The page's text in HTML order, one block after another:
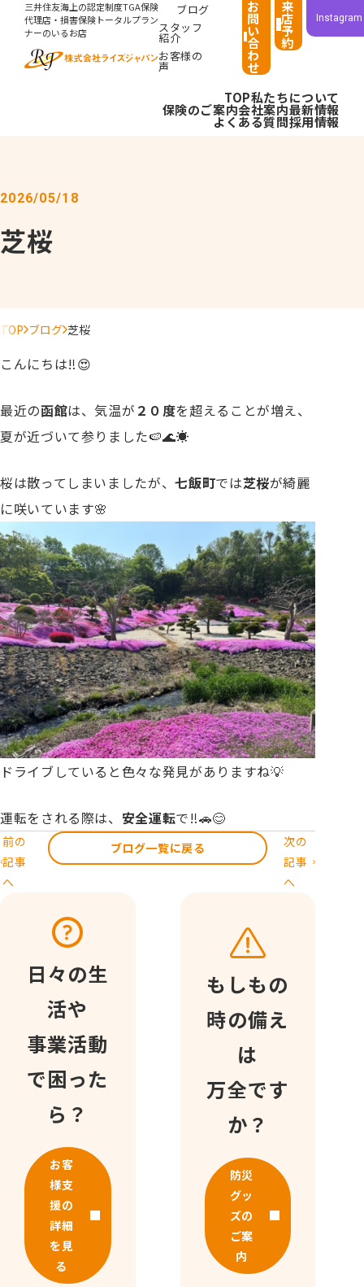
三井住友海上の認定制度TGA保険
代理店・損害保険トータルプラン
ナーのいるお店
TOP私たちについて
保険のご案内会社案内最新情報
よくある質問採用情報
ブログ
スタッフ
紹介
お客様の
声
お
問
い
合
わ
せ
来
店
予
約
Instagram
2026/05/18
芝桜
TOP ブログ 芝桜
こんにちは‼️😍
最近の函館は、気温が ２０度を超えることが増え、
夏が近づいて参りました🍉🌊☀️
桜は散ってしまいましたが、七飯町では芝桜が綺麗
に咲いています🌸
ドライブしていると色々な発見がありますね💡
運転をされる際は、 安全運転で‼️🚗😊
前の
記事
へ
次の
記事
へ
ブログ一覧に戻る
日々の生
活や
事業活動
で困った
ら？
お客
様支
援の
詳細
を見
る
もしもの
時の備え
は
万全です
か？
防災
グッ
ズの
ご案
内